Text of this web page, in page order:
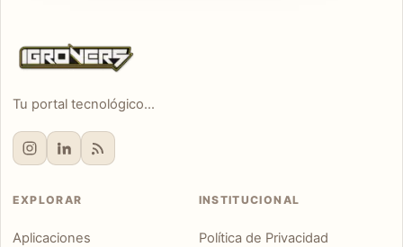
Tu portal tecnológico...
EXPLORAR
Aplicaciones
INSTITUCIONAL
Política de Privacidad